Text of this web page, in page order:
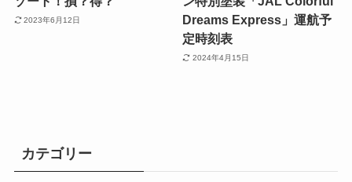
2023年6月12日
Dreams Express」運航予
定時刻表
2024年4月15日
カテゴリー